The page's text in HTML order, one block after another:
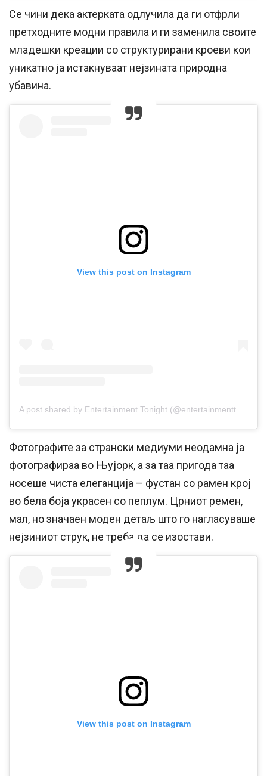
Се чини дека актерката одлучила да ги отфрли
претходните модни правила и ги заменила своите
младешки креации со структурирани кроеви кои
уникатно ја истакнуваат нејзината природна
убавина.
View this post on Instagram
Фотографите за странски медиуми неодамна ја
фотографираа во Њујорк, а за таа пригода таа
носеше чиста елеганција – фустан со рамен крој
во бела боја украсен со пеплум. Црниот ремен,
мал, но значаен моден детаљ што го нагласуваше
нејзиниот струк, не треба да се изостави.
View this post on Instagram